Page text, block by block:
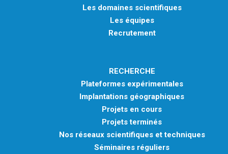
Les domaines scientifiques
Les équipes
Recrutement
RECHERCHE
Plateformes expérimentales
Implantations géographiques
Projets en cours
Projets terminés
Nos réseaux scientifiques et techniques
Séminaires réguliers